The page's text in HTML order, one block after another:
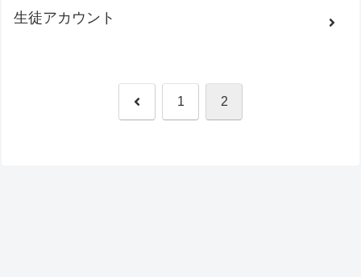
生徒アカウント
前 1 2